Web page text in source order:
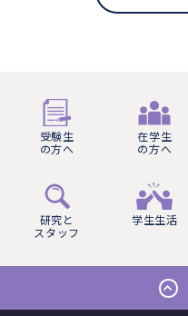
受験生
の方へ
在学生
の方へ
研究と
スタッフ
学生生活